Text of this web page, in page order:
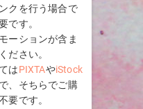
クを行う場合で
です。
ーションが含ま
ださい。
はPIXTAやiStock
、そちらでご購
要です。